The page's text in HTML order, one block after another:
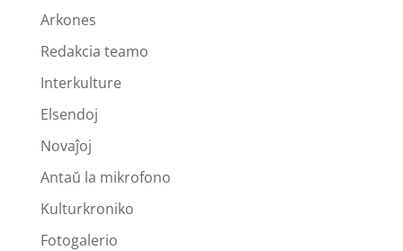
Arkones
Redakcia teamo
Interkulture
Elsendoj
Novaĵoj
Antaŭ la mikrofono
Kulturkroniko
Fotogalerio